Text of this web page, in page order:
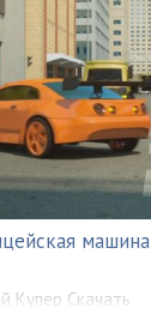
машина
Купер Скачать